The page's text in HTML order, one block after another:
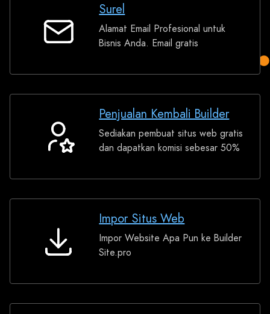
Surel
Surel
Alamat Email Profesional untuk
Bisnis Anda. Email gratis
Penjualan
Kembali
Penjualan Kembali Builder
Sediakan pembuat situs web gratis
dan dapatkan komisi sebesar 50%
Impor
Impor Situs Web
Impor Website Apa Pun ke Builder
Site.pro